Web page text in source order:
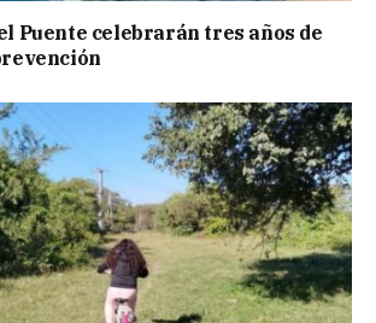
Puente celebrarán tres años de